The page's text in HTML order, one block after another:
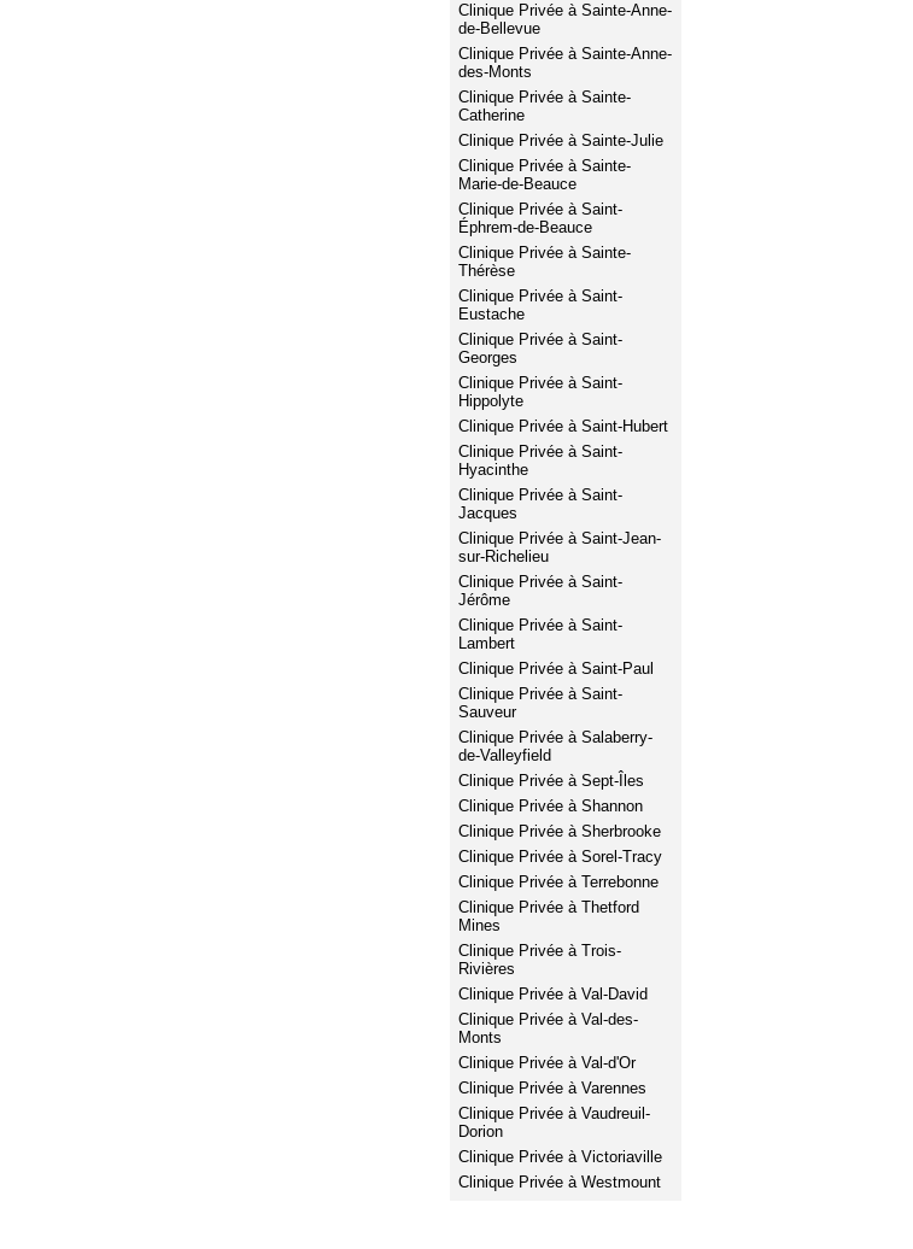
Clinique Privée à Sainte-Anne-
de-Bellevue
Clinique Privée à Sainte-Anne-
des-Monts
Clinique Privée à Sainte-
Catherine
Clinique Privée à Sainte-Julie
Clinique Privée à Sainte-
Marie-de-Beauce
Clinique Privée à Saint-
Éphrem-de-Beauce
Clinique Privée à Sainte-
Thérèse
Clinique Privée à Saint-
Eustache
Clinique Privée à Saint-
Georges
Clinique Privée à Saint-
Hippolyte
Clinique Privée à Saint-Hubert
Clinique Privée à Saint-
Hyacinthe
Clinique Privée à Saint-
Jacques
Clinique Privée à Saint-Jean-
sur-Richelieu
Clinique Privée à Saint-
Jérôme
Clinique Privée à Saint-
Lambert
Clinique Privée à Saint-Paul
Clinique Privée à Saint-
Sauveur
Clinique Privée à Salaberry-
de-Valleyfield
Clinique Privée à Sept-Îles
Clinique Privée à Shannon
Clinique Privée à Sherbrooke
Clinique Privée à Sorel-Tracy
Clinique Privée à Terrebonne
Clinique Privée à Thetford
Mines
Clinique Privée à Trois-
Rivières
Clinique Privée à Val-David
Clinique Privée à Val-des-
Monts
Clinique Privée à Val-d'Or
Clinique Privée à Varennes
Clinique Privée à Vaudreuil-
Dorion
Clinique Privée à Victoriaville
Clinique Privée à Westmount